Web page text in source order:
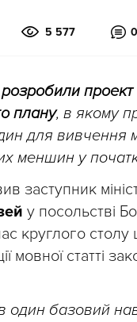
5 577 0
розробили
плану, в якому
для вивчення
меншин у
заступник
у посольстві
круглого
мовної статті
один базовий